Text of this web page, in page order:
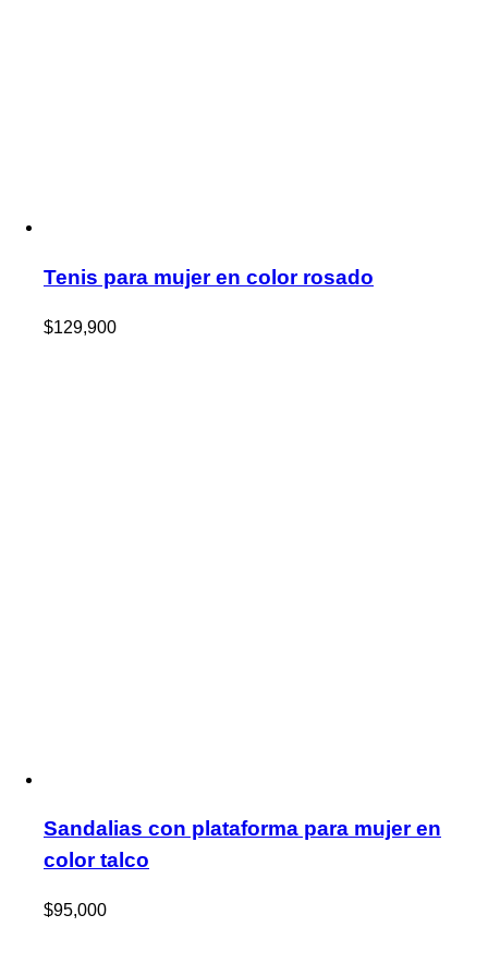
Tenis para mujer en color rosado
$129,900
Sandalias con plataforma para mujer en
color talco
$95,000